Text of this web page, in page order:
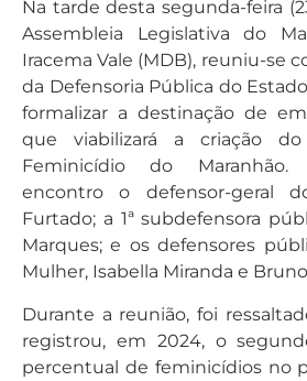
Na tarde desta segunda-feira
Assembleia Legislativa do
Iracema Vale (MDB), reuniu-se
da Defensoria Pública do
formalizar a destinação de
que viabilizará a criação
Feminicídio do Maranhão.
encontro o defensor-geral
Furtado; a 1ª subdefensora
Marques; e os defensores
Mulher, Isabella Miranda e
Durante a reunião, foi
registrou, em 2024, o
percentual de feminicídios no